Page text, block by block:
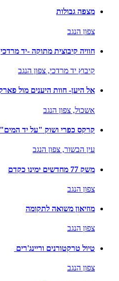
מצפה גבולות
צפון הנגב
חוויה קיבוצית מתוקה -יד מרדכי
קיבוץ יד מרדכי, צפון הנגב
אל היען- חוות היענים מול
אשכול, צפון הנגב
קרקס כפרי ושוק "על יד
עין הבשור, צפון הנגב
משק 77 מחדשים ימינו כקדם
צפון הנגב
מוזיאון משואה לתקומה
צפון הנגב
טיול טרקטורנים וריינג'רים
צפון הנגב